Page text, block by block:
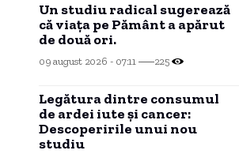
Un studiu radical sugerează
că viața pe Pământ a apărut
de două ori.
09 august 2026 - 07:11 225
Legătura dintre consumul
de ardei iute și cancer:
Descoperirile unui nou
studiu